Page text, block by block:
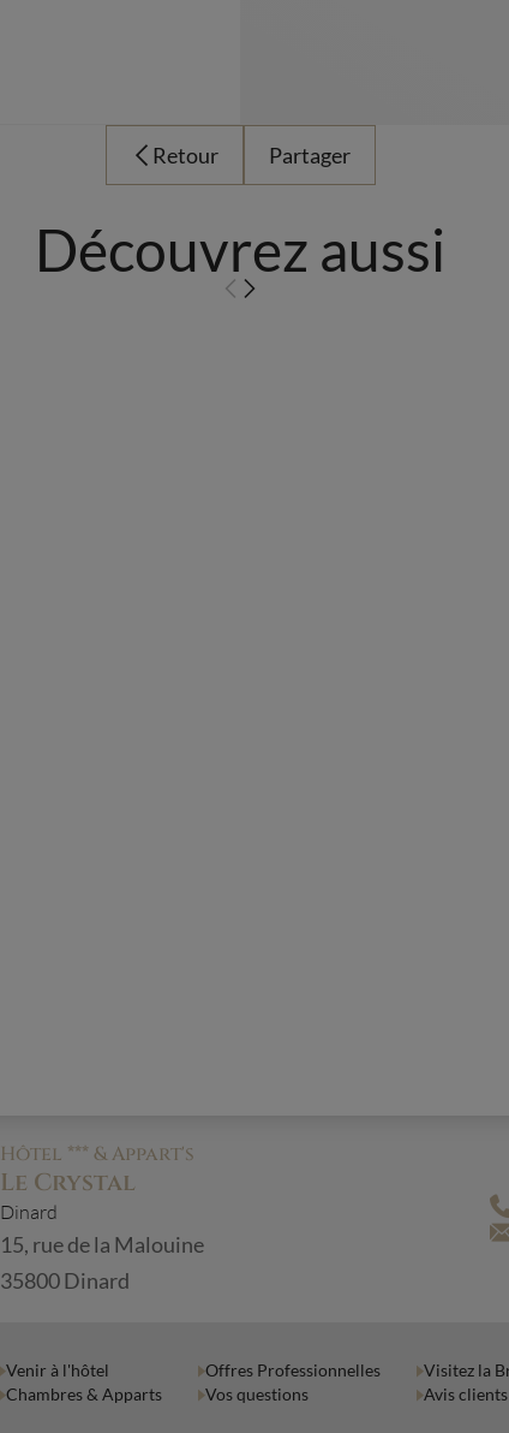
Retour Partager
Découvrez aussi
Hôtel *** & Appart's
Le Crystal
Dinard
15, rue de la Malouine
35800 Dinard
Venir à l'hôtel
Chambres & Apparts
Offres Professionnelles
Vos questions
Visitez la
Avis clients